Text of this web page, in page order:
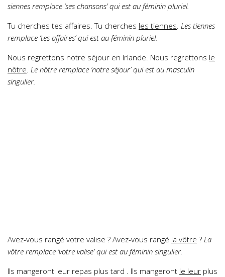
siennes remplace ‘ses chansons’ qui est au féminin pluriel.
Tu cherches tes affaires. Tu cherches les tiennes. Les tiennes
remplace ‘tes affaires’ qui est au féminin pluriel.
Nous regrettons notre séjour en Irlande. Nous regrettons le
nôtre. Le nôtre remplace ‘notre séjour’ qui est au masculin
singulier.
Avez-vous rangé votre valise ? Avez-vous rangé la vôtre ? La
vôtre remplace ‘votre valise’ qui est au féminin singulier.
Ils mangeront leur repas plus tard . Ils mangeront le leur plus